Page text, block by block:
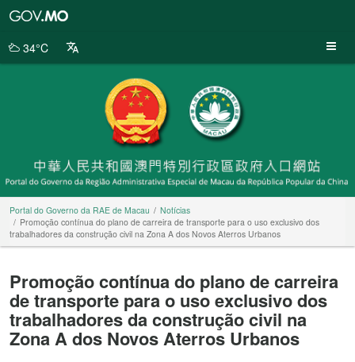
da
34°C
Portal do Governo da RAE de Macau
Notícias
Promoção contínua do plano de carreira de transporte para o uso exclusivo dos
trabalhadores da construção civil na Zona A dos Novos Aterros Urbanos
Promoção contínua do plano de carreira
de transporte para o uso exclusivo dos
trabalhadores da construção civil na
Zona A dos Novos Aterros Urbanos